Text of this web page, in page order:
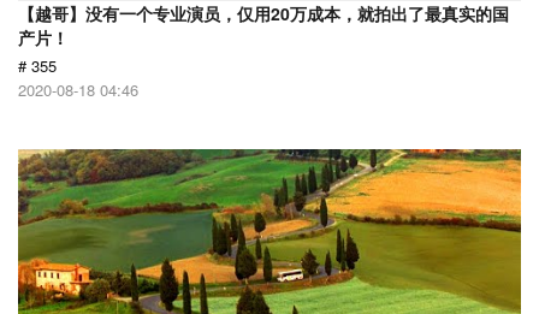
【越哥】没有一个专业演员，仅用20万成本，就拍出了最真实的国
产片！
# 355
2020-08-18 04:46